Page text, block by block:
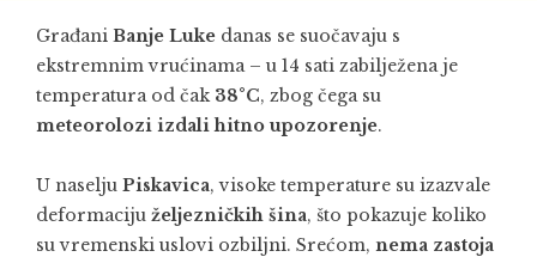
Građani Banje Luke danas se suočavaju s
ekstremnim vrućinama – u 14 sati zabilježena je
temperatura od čak 38°C, zbog čega su
meteorolozi izdali hitno upozorenje.
U naselju Piskavica, visoke temperature su izazvale
deformaciju željezničkih šina, što pokazuje koliko
su vremenski uslovi ozbiljni. Srećom, nema zastoja